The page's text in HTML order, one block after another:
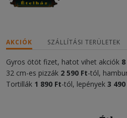
AKCIÓK SZÁLLÍTÁSI TERÜLETEK
Gyros ötöt fizet, hatot vihet akciók 8
32 cm-es pizzák 2 590 Ft-tól,
Tortillák 1 890 Ft-tól, lepények 3